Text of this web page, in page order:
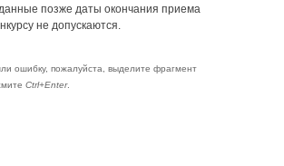
позже даты окончания приема
не допускаются.
ошибку, пожалуйста, выделите фрагмент
Ctrl+Enter.